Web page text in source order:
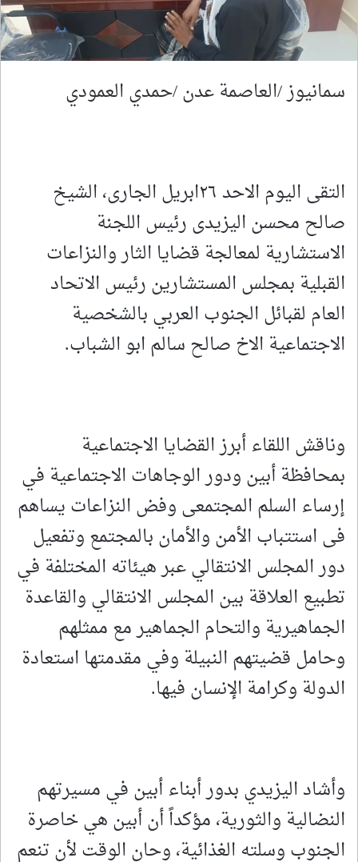
سمانيوز /العاصمة عدن /حمدي العمودي
التقى اليوم الاحد ٢٦ابريل الجارى، الشيخ
صالح محسن اليزيدى رئيس اللجنة
الاستشارية لمعالجة قضايا الثار والنزاعات
القبلية بمجلس المستشارين رئيس الاتحاد
العام لقبائل الجنوب العربي بالشخصية
الاجتماعية الاخ صالح سالم ابو الشباب.
وناقش اللقاء أبرز القضايا الاجتماعية
بمحافظة أبين ودور الوجاهات الاجتماعية في
إرساء السلم المجتمعى وفض النزاعات يساهم
فى استتباب الأمن والأمان بالمجتمع وتفعيل
دور المجلس الانتقالي عبر هيئاته المختلفة في
تطبيع العلاقة بين المجلس الانتقالي والقاعدة
الجماهيرية والتحام الجماهير مع ممثلهم
وحامل قضيتهم النبيلة وفي مقدمتها استعادة
الدولة وكرامة الإنسان فيها.
وأشاد اليزيدي بدور أبناء أبين في مسيرتهم
النضالية والثورية، مؤكداً أن أبين هي خاصرة
الجنوب وسلته الغذائية، وحان الوقت لأن تنعم